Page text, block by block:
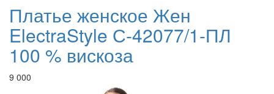
Платье женское Жен
ElectraStyle С-42077/1-ПЛ
100 % вискоза
9 000